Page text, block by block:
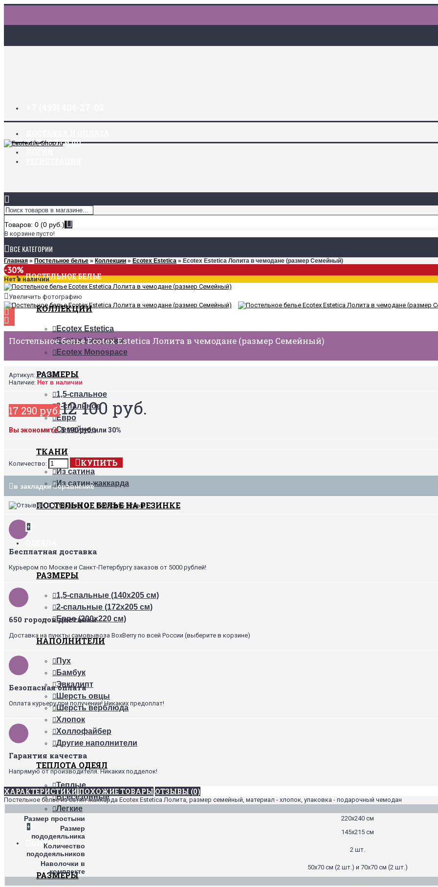
ЗАКЛАДКИ (0)
Товаров: 0 (0 руб.)
В корзине пусто!
ВСЕ КАТЕГОРИИ
ПОСТЕЛЬНОЕ БЕЛЬЕ
КОЛЛЕКЦИИ
Ecotex Estetica
Ecotex Harmonica
Ecotex Monospace
РАЗМЕРЫ
1,5-спальное
2-спальное
Евро
Семейное
ТКАНИ
Из сатина
Из сатин-жаккарда
ПОСТЕЛЬНОЕ БЕЛЬЕ НА РЕЗИНКЕ
+
РАЗМЕРЫ
1,5-спальные (140х205 см)
2-спальные (172х205 см)
Евро (200х220 см)
НАПОЛНИТЕЛИ
Пух
Бамбук
Эвкалипт
Шерсть овцы
Шерсть верблюда
Хлопок
Холлофайбер
Другие наполнители
ТЕПЛОТА ОДЕЯЛ
Теплые
Всесезонные
Легкие
+
ПОДУШКИ
РАЗМЕРЫ
Главная » Постельное белье » Коллекции » Ecotex Estetica » Ecotex Estetica Лолита в чемодане (размер Семейный)
-30%
Нет в наличии
Увеличить фотографию
Постельное белье Ecotex Estetica Лолита в чемодане (размер Семейный)
Артикул: 21-1513
Наличие: Нет в наличии
17 290 руб.12 100 руб.
Вы экономите:5 190 руб. или 30%
Количество: КУПИТЬ
в закладки сравнение
Отзывов: 0• Написать отзыв
Бесплатная доставка
Курьером по Москве и Санкт-Петербургу заказов от 5000 рублей!
650 городов доставки
Доставка на пункты самовывоза BoxBerry по всей России (выберите в корзине)
Безопасная оплата
Оплата курьеру при получении! Никаких предоплат!
Гарантия качества
Напрямую от производителя. Никаких подделок!
ХАРАКТЕРИСТИКИ ПОХОЖИЕ ТОВАРЫ ОТЗЫВЫ (0)
Постельное белье из сатин-жаккарда Ecotex Estetica Лолита, размер семейный, материал - хлопок, упаковка - подарочный чемодан
Размер простыни
220х240 см
Размер
пододеяльника
145х215 см
Количество
пододеяльников
2 шт.
Наволочки в
комплекте
50х70 см (2 шт.) и 70х70 см (2 шт.)